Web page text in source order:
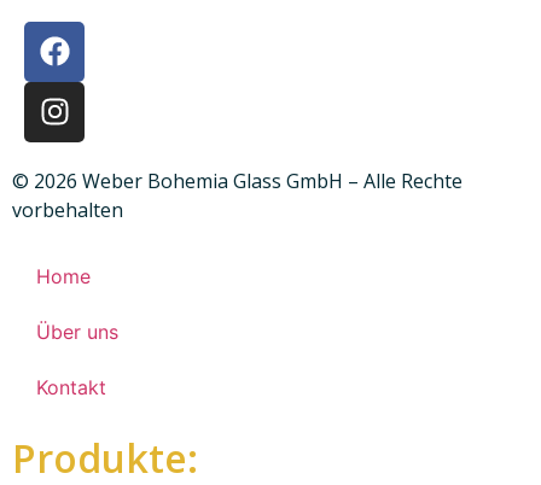
© 2026 Weber Bohemia Glass GmbH – Alle Rechte
vorbehalten
Home
Über uns
Kontakt
Produkte: